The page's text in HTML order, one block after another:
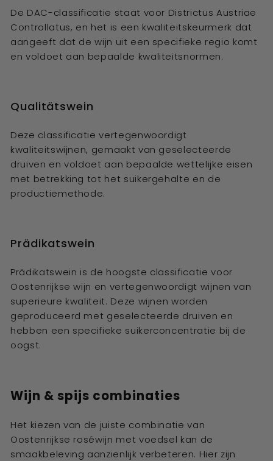
De DAC-classificatie staat voor Districtus Austriae
Controllatus, en het is een kwaliteitskeurmerk dat
aangeeft dat de wijn uit een specifieke regio komt
en voldoet aan bepaalde kwaliteitsnormen.
Qualitätswein
Deze classificatie vertegenwoordigt
kwaliteitswijnen, gemaakt van geselecteerde
druiven en voldoet aan bepaalde wettelijke eisen
met betrekking tot het suikergehalte en de
productiemethode.
Prädikatswein
Prädikatswein is de hoogste classificatie voor
Oostenrijkse wijn en vertegenwoordigt wijnen van
superieure kwaliteit. Deze wijnen worden
geproduceerd met geselecteerde druiven en
hebben een specifieke suikerconcentratie bij de
oogst.
Wijn & spijs combinaties
Het kiezen van de juiste combinatie van
Oostenrijkse roséwijn met voedsel kan de
smaakbeleving aanzienlijk verbeteren. Hier zijn